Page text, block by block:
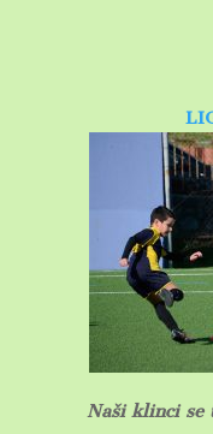
Naši klinci se